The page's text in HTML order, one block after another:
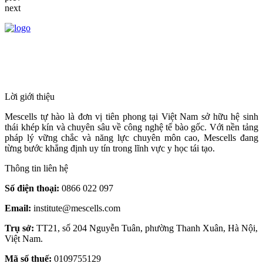
next
Lời giới thiệu
Mescells tự hào là đơn vị tiên phong tại Việt Nam sở hữu hệ sinh
thái khép kín và chuyên sâu về công nghệ tế bào gốc. Với nền tảng
pháp lý vững chắc và năng lực chuyên môn cao, Mescells đang
từng bước khẳng định uy tín trong lĩnh vực y học tái tạo.
Thông tin liên hệ
Số điện thoại: 0866 022 097
Email: institute@mescells.com
Trụ sở: TT21, số 204 Nguyễn Tuân, phường Thanh Xuân, Hà Nội,
Việt Nam.
Mã số thuế: 0109755129